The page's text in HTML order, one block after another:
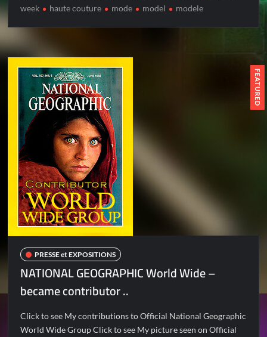
week
haute couture mode model modele
FEATURED
PRESSE et EXPOSITIONS
NATIONAL GEOGRAPHIC World Wide –
became contributor ..
Click to see My contributions to Official National Geographic
World Wide Group Click to see My picture seen on Official